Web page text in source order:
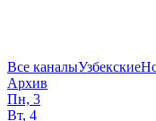
Все каналыУзбекские
Архив
Пн, 3
Вт, 4